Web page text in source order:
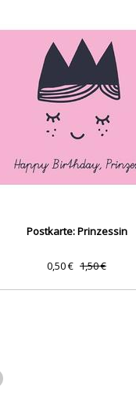
Postkarte: Prinzessin
0,50 € 1,50 €